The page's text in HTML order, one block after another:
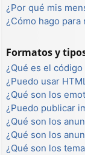
¿Por qué mis
¿Cómo hago para
Formatos y
¿Qué es el código
¿Puedo usar
¿Qué son los
¿Puedo publicar
¿Qué son los
¿Qué son los
¿Qué son los